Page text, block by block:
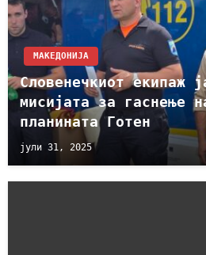
МАКЕДОНИЈА
Словенечкиот екипаж
мисијата за гаснење
планината Готен
јули 31, 2025